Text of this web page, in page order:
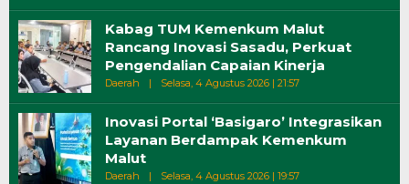
Kabag TUM Kemenkum Malut
Rancang Inovasi Sasadu, Perkuat
Pengendalian Capaian Kinerja
Daerah | Selasa, 4 Agustus 2026 | 21:57Oleh
Inovasi Portal ‘Basigaro’ Integrasikan
Layanan Berdampak Kemenkum
Malut
Daerah | Selasa, 4 Agustus 2026 | 19:57Oleh